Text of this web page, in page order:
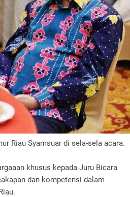
Riau Syamsuar di sela-sela acara.
khusus kepada Juru Bicara
dan kompetensi dalam